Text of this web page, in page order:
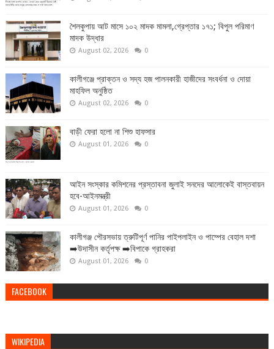
শৈলকুপায় আট মাসে ১০২ মাদক মামলা,গ্রেপ্তার ১৭১; বিপুল পরিমাণ
মাদক উদ্ধার
August 02, 2026 0
কালীগঞ্জে প্রাক্তন ও সদ্য হজ পালনকারী হাজীদের সংবর্ধনা ও দোয়া
মাহফিল অনুষ্ঠিত
August 02, 2026 0
বাড়ী ফেরা হলো না শিশু হাফসার
August 01, 2026 0
আইন সংস্কার কমিশনের প্রস্তাবনা জুলাই সনদের আলোকেই বাস্তবায়ন
হবে-আইনমন্ত্রী
August 01, 2026 0
কালীগঞ্জ পৌরসভায় ত্রুটিপূর্ণ পানির পাইপলাইন ও পাম্পের বেহাল দশা
➡️উদাসীন কর্তৃপক্ষ ➡️বিপাকে গ্রাহকরা
August 01, 2026 0
FACEBOOK
WIKIPEDIA